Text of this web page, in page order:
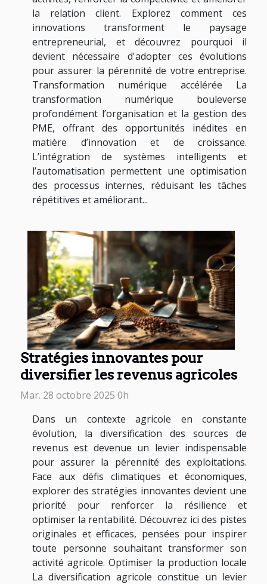
la relation client. Explorez comment ces
innovations transforment le paysage
entrepreneurial, et découvrez pourquoi il
devient nécessaire d'adopter ces évolutions
pour assurer la pérennité de votre entreprise.
Transformation numérique accélérée La
transformation numérique bouleverse
profondément l’organisation et la gestion des
PME, offrant des opportunités inédites en
matière d’innovation et de croissance.
L’intégration de systèmes intelligents et
l’automatisation permettent une optimisation
des processus internes, réduisant les tâches
répétitives et améliorant...
Stratégies innovantes pour
diversifier les revenus agricoles
Mar. 28 octobre 2025 0h
Dans un contexte agricole en constante
évolution, la diversification des sources de
revenus est devenue un levier indispensable
pour assurer la pérennité des exploitations.
Face aux défis climatiques et économiques,
explorer des stratégies innovantes devient une
priorité pour renforcer la résilience et
optimiser la rentabilité. Découvrez ici des pistes
originales et efficaces, pensées pour inspirer
toute personne souhaitant transformer son
activité agricole. Optimiser la production locale
La diversification agricole constitue un levier